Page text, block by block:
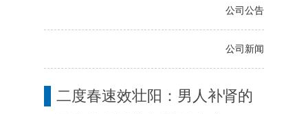
公司公告
公司新闻
二度春速效壮阳：男人补肾的